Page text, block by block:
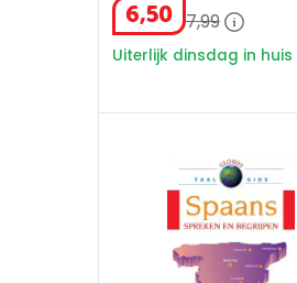
6,50 7,99
Uiterlijk dinsdag in huis